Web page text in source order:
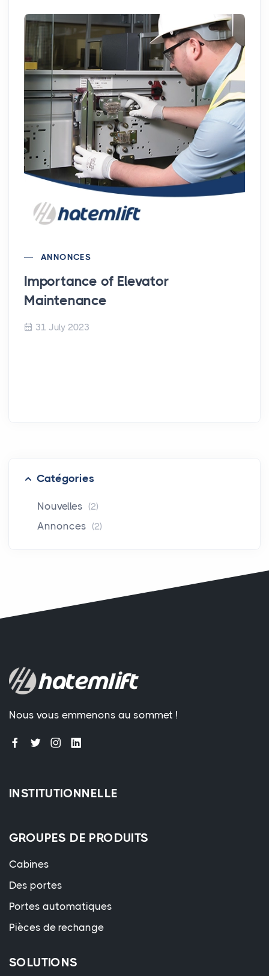
ANNONCES
Importance of Elevator
Maintenance
31 July 2023
Catégories
Nouvelles (2)
Annonces (2)
Nous vous emmenons au sommet !
INSTITUTIONNELLE
GROUPES DE PRODUITS
Cabines
Des portes
Portes automatiques
Pièces de rechange
SOLUTIONS